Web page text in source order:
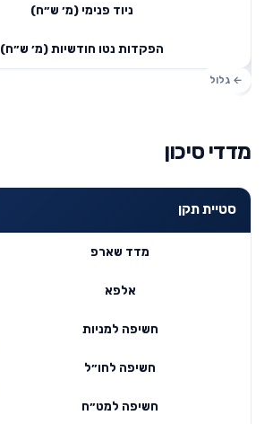
ניוד פנימי (מ׳ ש״ח)
הפקדות נטו חודשיות (מ׳ ש״ח)
מדדי סיכון
סטיית תקן
מדד שארפ
אלפא
חשיפה למניות
חשיפה לחו״ל
חשיפה למט״ח